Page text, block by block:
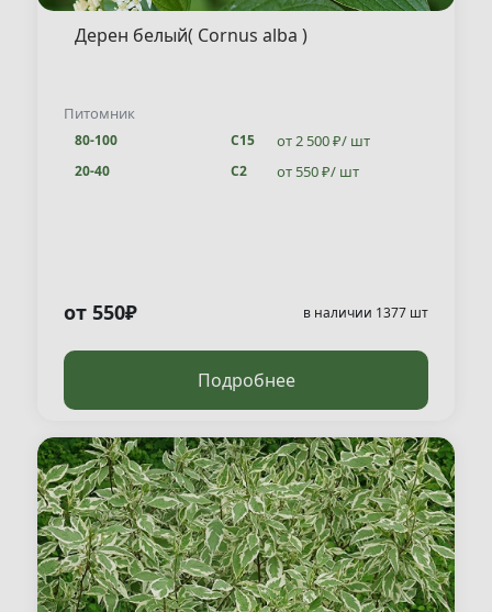
Дерен белый( Cornus alba )
Питомник
80-100 С15 от 2 500 ₽/ шт
20-40 С2 от 550 ₽/ шт
от 550₽ в наличии 1377 шт
Подробнее